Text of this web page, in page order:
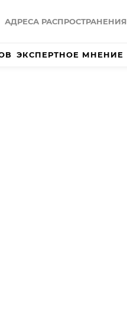
АДРЕСА РАСПРОСТРАНЕНИЯ
ЭКСПЕРТНОЕ МНЕНИЕ